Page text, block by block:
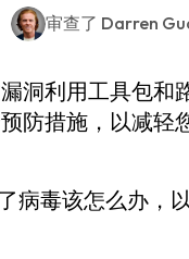
审查了 Darren
洞利用工具包和
防措施，以减轻
病毒该怎么办，